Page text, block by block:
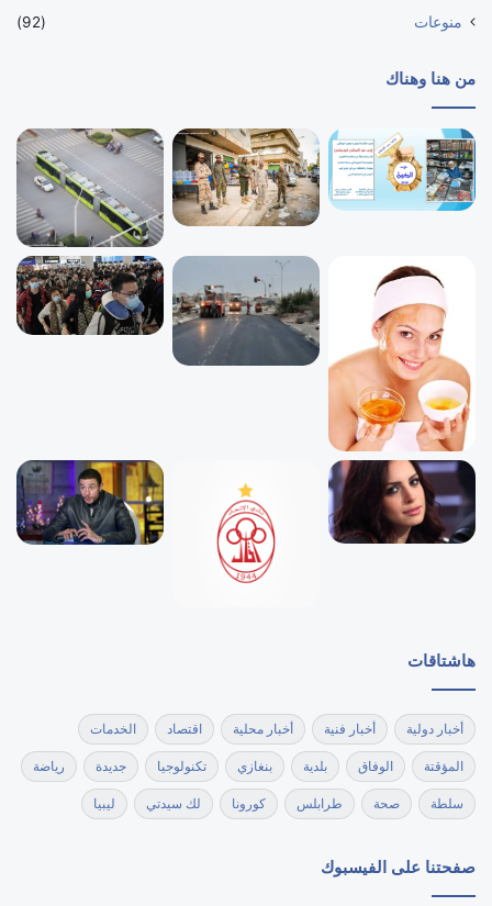
منوعات
(92)
من هنا وهناك
هاشتاقات
أخبار دولية أخبار فنية أخبار محلية اقتصاد الخدمات
المؤقتة الوفاق بلدية بنغازي تكنولوجيا جديدة رياضة
سلطة صحة طرابلس كورونا لك سيدتي ليبيا
صفحتنا على الفيسبوك